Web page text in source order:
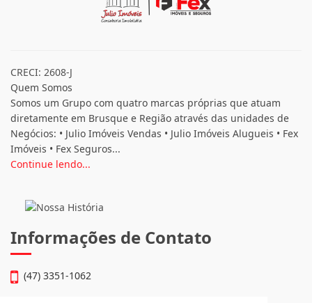
CRECI: 2608-J
Quem Somos
Somos um Grupo com quatro marcas próprias que atuam
diretamente em Brusque e Região através das unidades de
Negócios: • Julio Imóveis Vendas • Julio Imóveis Alugueis • Fex
Imóveis • Fex Seguros...
Continue lendo...
Informações de Contato
(47) 3351-1062